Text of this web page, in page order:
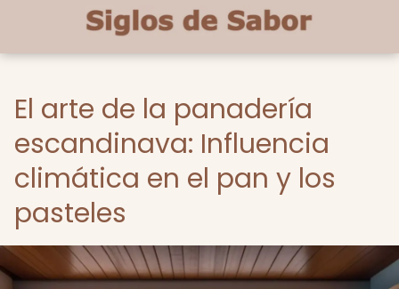
El arte de la panadería
escandinava: Influencia
climática en el pan y los
pasteles